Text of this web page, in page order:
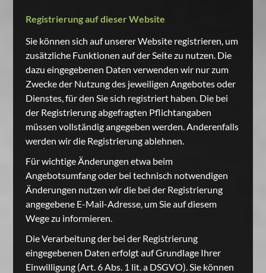
Registrierung auf dieser Website
Sie können sich auf unserer Website registrieren, um
zusätzliche Funktionen auf der Seite zu nutzen. Die
dazu eingegebenen Daten verwenden wir nur zum
Zwecke der Nutzung des jeweiligen Angebotes oder
Dienstes, für den Sie sich registriert haben. Die bei
der Registrierung abgefragten Pflichtangaben
müssen vollständig angegeben werden. Anderenfalls
werden wir die Registrierung ablehnen.
Für wichtige Änderungen etwa beim
Angebotsumfang oder bei technisch notwendigen
Änderungen nutzen wir die bei der Registrierung
angegebene E-Mail-Adresse, um Sie auf diesem
Wege zu informieren.
Die Verarbeitung der bei der Registrierung
eingegebenen Daten erfolgt auf Grundlage Ihrer
Einwilligung (Art. 6 Abs. 1 lit. a DSGVO). Sie können